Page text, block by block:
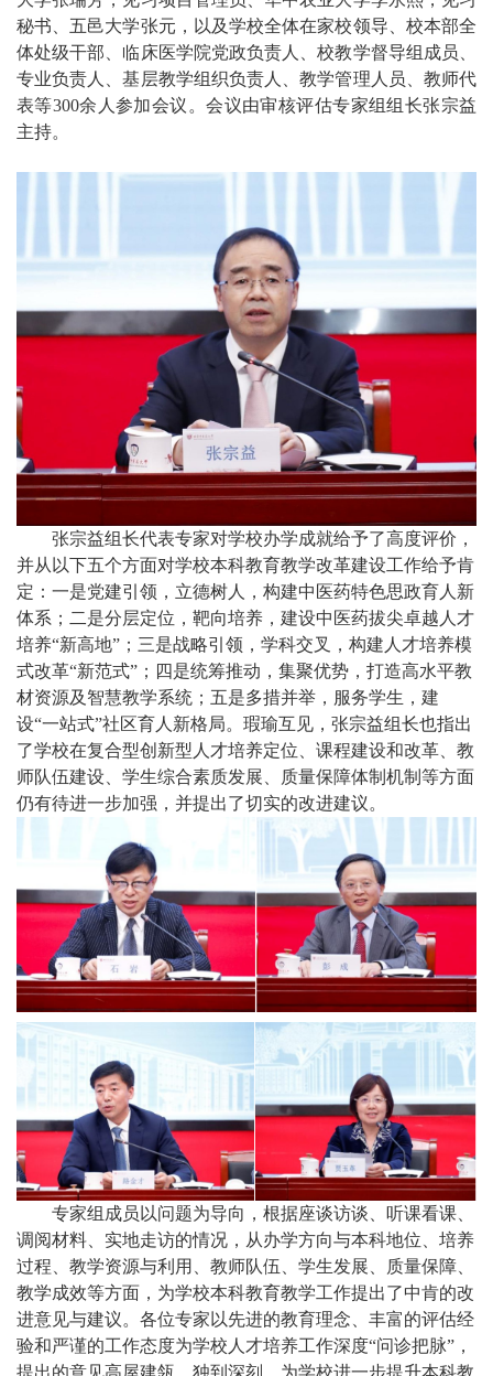
秘书、五邑大学张元，以及学校全体在家校领导、校本部全
体处级干部、临床医学院党政负责人、校教学督导组成员、
专业负责人、基层教学组织负责人、教学管理人员、教师代
表等300余人参加会议。会议由审核评估专家组组长张宗益
主持。
张宗益组长代表专家对学校办学成就给予了高度评价，
并从以下五个方面对学校本科教育教学改革建设工作给予肯
定：一是党建引领，立德树人，构建中医药特色思政育人新
体系；二是分层定位，靶向培养，建设中医药拔尖卓越人才
培养“新高地”；三是战略引领，学科交叉，构建人才培养模
式改革“新范式”；四是统筹推动，集聚优势，打造高水平教
材资源及智慧教学系统；五是多措并举，服务学生，建
设“一站式”社区育人新格局。瑕瑜互见，张宗益组长也指出
了学校在复合型创新型人才培养定位、课程建设和改革、教
师队伍建设、学生综合素质发展、质量保障体制机制等方面
仍有待进一步加强，并提出了切实的改进建议。
专家组成员以问题为导向，根据座谈访谈、听课看课、
调阅材料、实地走访的情况，从办学方向与本科地位、培养
过程、教学资源与利用、教师队伍、学生发展、质量保障、
教学成效等方面，为学校本科教育教学工作提出了中肯的改
进意见与建议。各位专家以先进的教育理念、丰富的评估经
验和严谨的工作态度为学校人才培养工作深度“问诊把脉”，
提出的意见高屋建瓴、独到深刻，为学校进一步提升本科教